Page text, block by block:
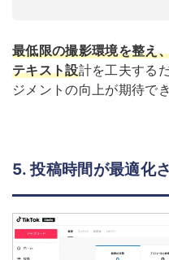
最低限の撮影環境を整え
テキスト設計を工夫する
ジメントの向上が期待でき
5. 投稿時間が最適化